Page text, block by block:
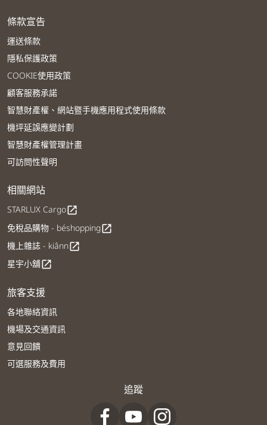
條款宣告
運送條款
隱私保護政策
COOKIE使用政策
顧客服務承諾
智慧財產權、網站暨手機應用程式使用條款
機坪延誤應變計劃
智慧財產權管理計畫
可訪問性聲明
相關網站
STARLUX Cargoopen_in_new
免稅品購物 - béshoppingopen_in_new
機上雜誌 - kiânnopen_in_new
星宇小舖open_in_new
旅客支援
各地聯絡資訊
機場及交通資訊
意見回饋
可選服務及費用
追蹤